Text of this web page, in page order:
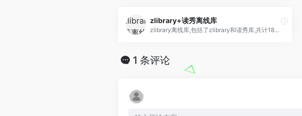
zlibrary+读秀离线库
zlibrary离线库,包括了zlibrary和读秀库,共计1800W册书籍,无限免费下载
1 条评论